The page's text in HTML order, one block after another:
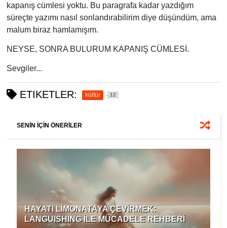
kapanış cümlesi yoktu. Bu paragrafa kadar yazdığım
süreçte yazımı nasıl sonlandırabilirim diye düşündüm, ama
malum biraz hamlamışım.
NEYSE, SONRA BULURUM KAPANIŞ CÜMLESİ.
Sevgiler...
ETIKETLER: kültür 12
SENİN İÇİN ÖNERİLER
HAYATI LİMONATAYA ÇEVİRMEK:
LANGUISHING İLE MÜCADELE REHBERİ